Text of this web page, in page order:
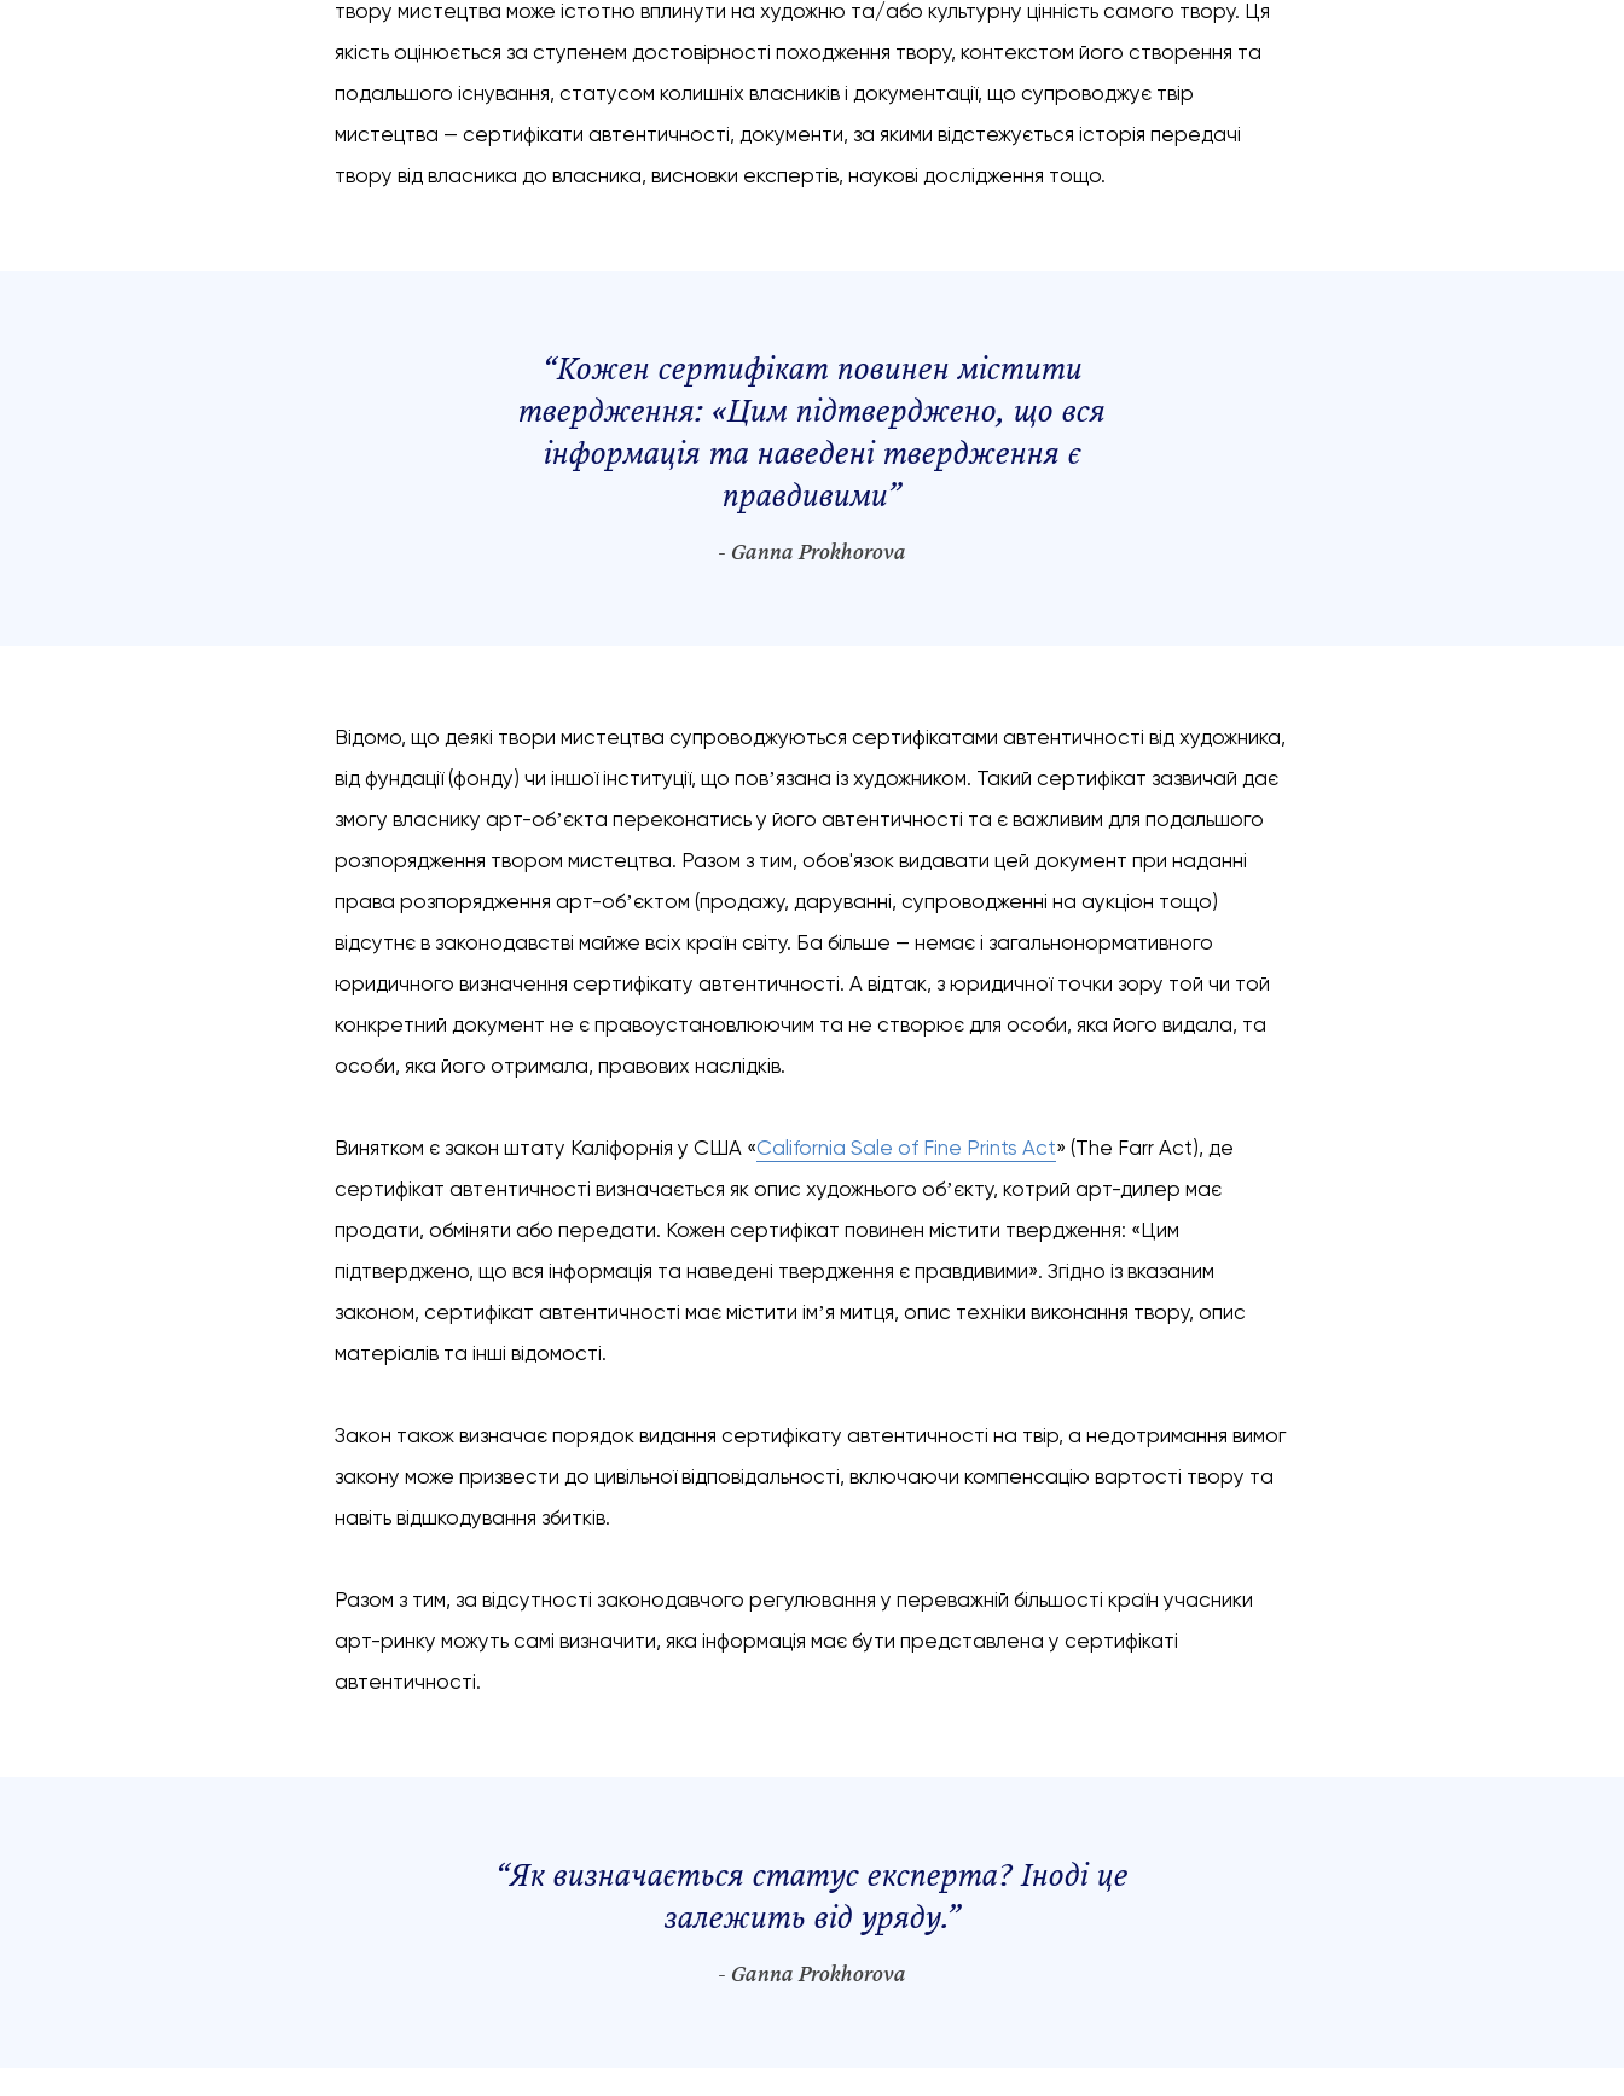
твору мистецтва може істотно вплинути на художню та/або культурну цінність самого твору. Ця
якість оцінюється за ступенем достовірності походження твору, контекстом його створення та
подальшого існування, статусом колишніх власників і документації, що супроводжує твір
мистецтва — сертифікати автентичності, документи, за якими відстежується історія передачі
твору від власника до власника, висновки експертів, наукові дослідження тощо.
“Кожен сертифікат повинен містити
твердження: «Цим підтверджено, що вся
інформація та наведені твердження є
правдивими”
- Ganna Prokhorova
Відомо, що деякі твори мистецтва супроводжуються сертифікатами автентичності від художника,
від фундації (фонду) чи іншої інституції, що повʼязана із художником. Такий сертифікат зазвичай дає
змогу власнику арт-обʼєкта переконатись у його автентичності та є важливим для подальшого
розпорядження твором мистецтва. Разом з тим, обов'язок видавати цей документ при наданні
права розпорядження арт-обʼєктом (продажу, даруванні, супроводженні на аукціон тощо)
відсутнє в законодавстві майже всіх країн світу. Ба більше — немає і загальнонормативного
юридичного визначення сертифікату автентичності. А відтак, з юридичної точки зору той чи той
конкретний документ не є правоустановлюючим та не створює для особи, яка його видала, та
особи, яка його отримала, правових наслідків.
Винятком є закон штату Каліфорнія у США «California Sale of Fine Prints Act» (The Farr Act), де
сертифікат автентичності визначається як опис художнього обʼєкту, котрий арт-дилер має
продати, обміняти або передати. Кожен сертифікат повинен містити твердження: «Цим
підтверджено, що вся інформація та наведені твердження є правдивими». Згідно із вказаним
законом, сертифікат автентичності має містити імʼя митця, опис техніки виконання твору, опис
матеріалів та інші відомості.
Закон також визначає порядок видання сертифікату автентичності на твір, а недотримання вимог
закону може призвести до цивільної відповідальності, включаючи компенсацію вартості твору та
навіть відшкодування збитків.
Разом з тим, за відсутності законодавчого регулювання у переважній більшості країн учасники
арт-ринку можуть самі визначити, яка інформація має бути представлена у сертифікаті
автентичності.
“Як визначається статус експерта? Іноді це
залежить від уряду.”
- Ganna Prokhorova